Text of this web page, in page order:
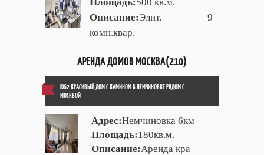
Описание:Элит. 9
комн.квар.
АРЕНДА ДОМОВ МОСКВА(210)
ID62 КРАСИВЫЙ ДОМ С КАМИНОМ В НЕМЧИНОВКЕ РЯДОМ С
МОСКВОЙ
Адрес:Немчиновка 6км
Площадь:180кв.м.
Описание:Аренда кра